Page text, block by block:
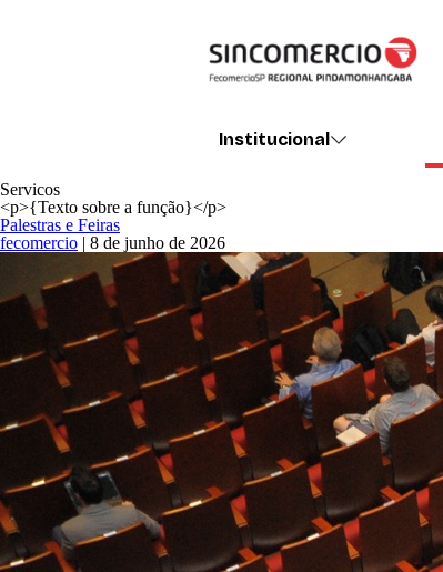
Institucional
Servicos
<p>{Texto sobre a função}</p>
Palestras e Feiras
fecomercio | 8 de junho de 2026